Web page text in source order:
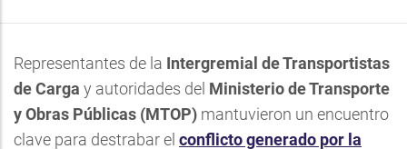
Representantes de la Intergremial de Transportistas
de Carga y autoridades del Ministerio de Transporte
y Obras Públicas (MTOP) mantuvieron un encuentro
clave para destrabar el conflicto generado por la